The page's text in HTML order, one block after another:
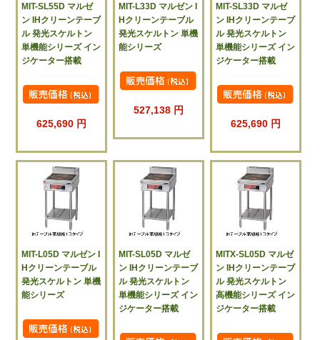
MIT-SL55D マルゼ
ン IHクリーンテーブ
ル 発光スケルトン
単機能シリーズ イン
ジケーター搭載
625,690 円
MIT-L33D マルゼン I
Hクリーンテーブル
発光スケルトン 単機
能シリーズ
527,138 円
MIT-SL33D マルゼ
ン IHクリーンテーブ
ル 発光スケルトン
単機能シリーズ イン
ジケーター搭載
625,690 円
MIT-L05D マルゼン I
Hクリーンテーブル
発光スケルトン 単機
能シリーズ
MIT-SL05D マルゼ
ン IHクリーンテーブ
ル 発光スケルトン
単機能シリーズ イン
ジケーター搭載
MITX-SL05D マルゼ
ン IHクリーンテーブ
ル 発光スケルトン
高機能シリーズ イン
ジケーター搭載